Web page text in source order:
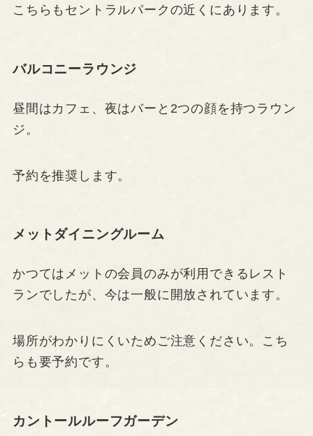
こちらもセントラルパークの近くにあります。
バルコニーラウンジ
昼間はカフェ、夜はバーと2つの顔を持つラウン
ジ。
予約を推奨します。
メットダイニングルーム
かつてはメットの会員のみが利用できるレスト
ランでしたが、今は一般に開放されています。
場所がわかりにくいためご注意ください。こち
らも要予約です。
カントールルーフガーデン